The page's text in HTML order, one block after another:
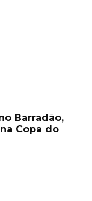
Barradão,
Copa do